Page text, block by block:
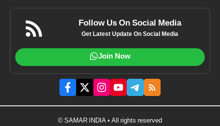
Follow Us On Social Media
Get Latest Update On Social Media
Join Now
© SAMAR INDIA • All rights reserved